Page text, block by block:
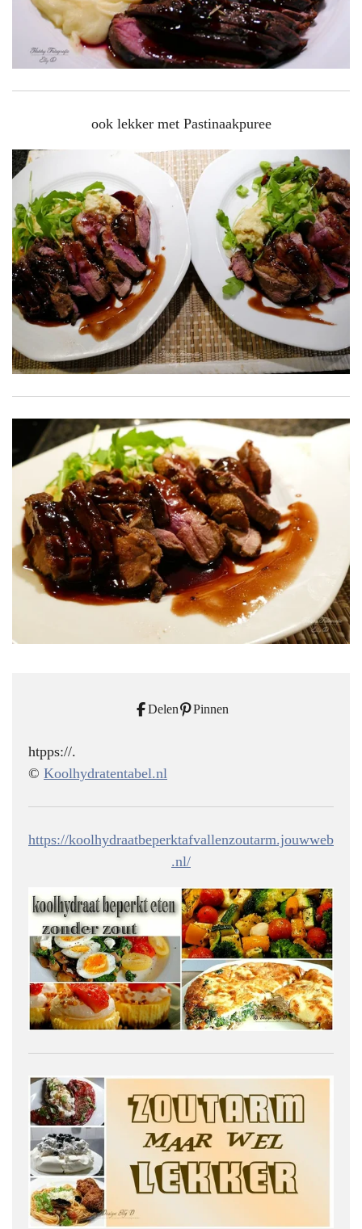
ook lekker met Pastinaakpuree
Delen Pinnen
htpps://.
© Koolhydratentabel.nl
https://koolhydraatbeperktafvallenzoutarm.jouwweb
.nl/